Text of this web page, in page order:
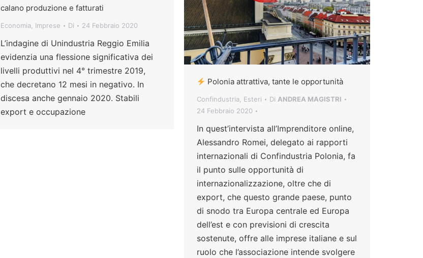
calano produzione e fatturati
Economia, Imprese Di 24 Febbraio 2020
L’indagine di Unindustria Reggio Emilia
evidenzia una flessione significativa dei
livelli produttivi nel 4° trimestre 2019,
che decretano 12 mesi in negativo. In
discesa anche gennaio 2020. Stabili
export e occupazione
Polonia attrattiva, tante le opportunità
Confindustria, Esteri Di ANDREA MAGISTRI
24 Febbraio 2020
In quest’intervista all’Imprenditore online,
Alessandro Romei, delegato ai rapporti
internazionali di Confindustria Polonia, fa
il punto sulle opportunità di
internazionalizzazione, oltre che di
export, che questo grande paese, punto
di snodo tra Europa centrale ed Europa
dell’est e con previsioni di crescita
sostenute, offre alle imprese italiane e sul
ruolo che l’associazione intende svolgere